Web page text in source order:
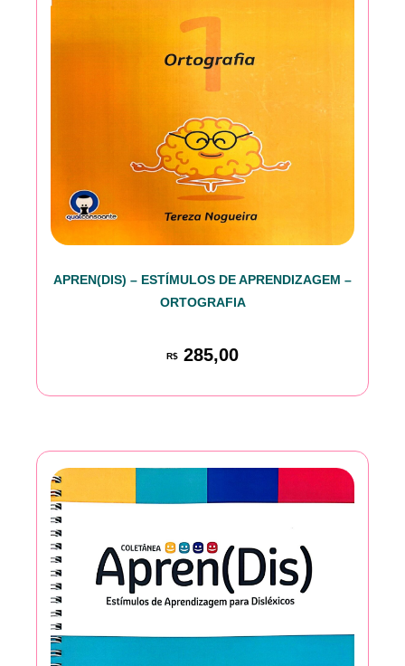
APREN(DIS) – ESTÍMULOS DE APRENDIZAGEM –
ORTOGRAFIA
R$ 285,00